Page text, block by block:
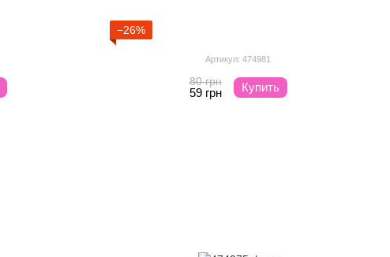
−26%
Артикул: 474981
80 грн
59 грн Купить